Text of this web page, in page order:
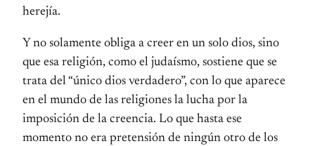
herejía.
Y no solamente obliga a creer en un solo dios, sino
que esa religión, como el judaísmo, sostiene que se
trata del “único dios verdadero”, con lo que aparece
en el mundo de las religiones la lucha por la
imposición de la creencia. Lo que hasta ese
momento no era pretensión de ningún otro de los